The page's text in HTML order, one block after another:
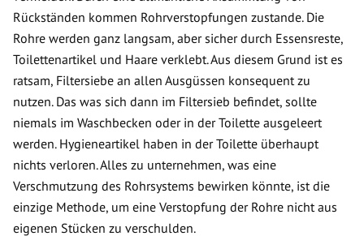
Rückständen kommen Rohrverstopfungen zustande. Die
Rohre werden ganz langsam, aber sicher durch Essensreste,
Toilettenartikel und Haare verklebt. Aus diesem Grund ist es
ratsam, Filtersiebe an allen Ausgüssen konsequent zu
nutzen. Das was sich dann im Filtersieb befindet, sollte
niemals im Waschbecken oder in der Toilette ausgeleert
werden. Hygieneartikel haben in der Toilette überhaupt
nichts verloren. Alles zu unternehmen, was eine
Verschmutzung des Rohrsystems bewirken könnte, ist die
einzige Methode, um eine Verstopfung der Rohre nicht aus
eigenen Stücken zu verschulden.